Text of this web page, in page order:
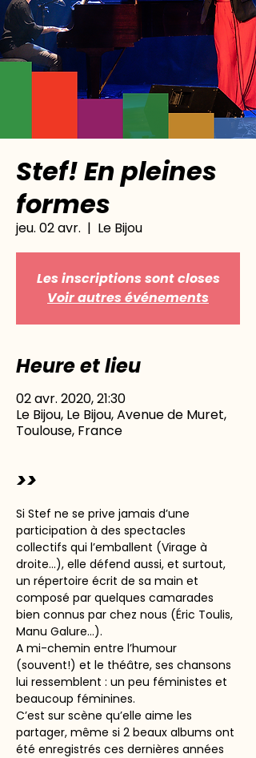
Stef! En pleines
formes
jeu. 02 avr.
  |
Le Bijou
Les inscriptions sont closes
Voir autres événements
Heure et lieu
02 avr. 2020, 21:30
Le Bijou, Le Bijou, Avenue de Muret,
Toulouse, France
>>
Si Stef ne se prive jamais d’une
participation à des spectacles
collectifs qui l’emballent (Virage à
droite…), elle défend aussi, et surtout,
un répertoire écrit de sa main et
composé par quelques camarades
bien connus par chez nous (Éric Toulis,
Manu Galure…).
A mi-chemin entre l’humour
(souvent!) et le théâtre, ses chansons
lui ressemblent : un peu féministes et
beaucoup féminines.
C’est sur scène qu’elle aime les
partager, même si 2 beaux albums ont
été enregistrés ces dernières années